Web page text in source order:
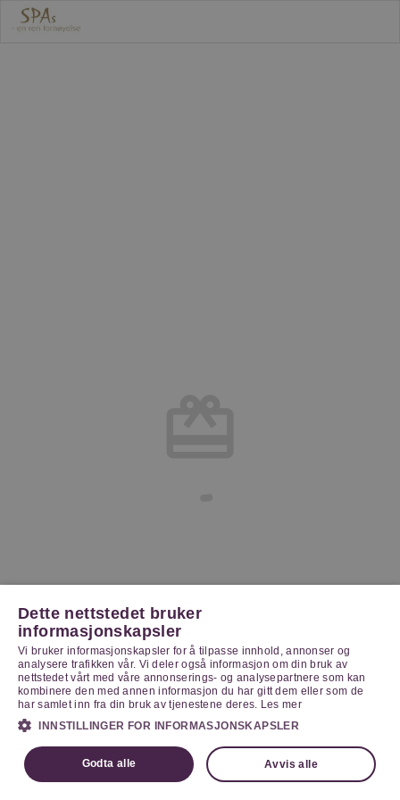
Dette nettstedet bruker
informasjonskapsler
Vi bruker informasjonskapsler for å tilpasse innhold, annonser og
analysere trafikken vår. Vi deler også informasjon om din bruk av
nettstedet vårt med våre annonserings- og analysepartnere som kan
kombinere den med annen informasjon du har gitt dem eller som de
har samlet inn fra din bruk av tjenestene deres. Les mer
INNSTILLINGER FOR INFORMASJONSKAPSLER
Godta alle Avvis alle